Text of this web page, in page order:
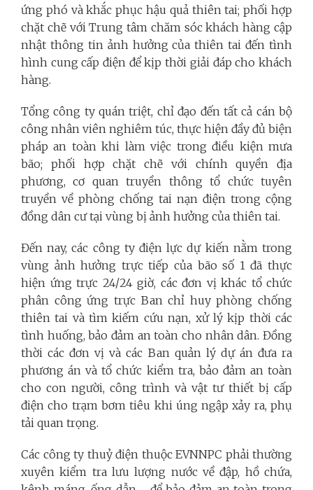
ứng phó và khắc phục hậu quả thiên tai; phối hợp
chặt chẽ với Trung tâm chăm sóc khách hàng cập
nhật thông tin ảnh hưởng của thiên tai đến tình
hình cung cấp điện để kịp thời giải đáp cho khách
hàng.
Tổng công ty quán triệt, chỉ đạo đến tất cả cán bộ
công nhân viên nghiêm túc, thực hiện đầy đủ biện
pháp an toàn khi làm việc trong điều kiện mưa
bão; phối hợp chặt chẽ với chính quyền địa
phương, cơ quan truyền thông tổ chức tuyên
truyền về phòng chống tai nạn điện trong cộng
đồng dân cư tại vùng bị ảnh hưởng của thiên tai.
Đến nay, các công ty điện lực dự kiến nằm trong
vùng ảnh hưởng trực tiếp của bão số 1 đã thực
hiện ứng trực 24/24 giờ, các đơn vị khác tổ chức
phân công ứng trực Ban chỉ huy phòng chống
thiên tai và tìm kiếm cứu nạn, xử lý kịp thời các
tình huống, bảo đảm an toàn cho nhân dân. Đồng
thời các đơn vị và các Ban quản lý dự án đưa ra
phương án và tổ chức kiểm tra, bảo đảm an toàn
cho con người, công trình và vật tư thiết bị cấp
điện cho trạm bơm tiêu khi úng ngập xảy ra, phụ
tải quan trọng.
Các công ty thuỷ điện thuộc EVNNPC phải thường
xuyên kiểm tra lưu lượng nước về đập, hồ chứa,